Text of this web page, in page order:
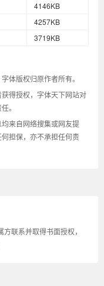
4146KB
4257KB
3719KB
体版权归原作者所有。
得授权，字体天下网站对
。
来自网络搜集或网友提
担保，亦不承担任何责
联系并取得书面授权，